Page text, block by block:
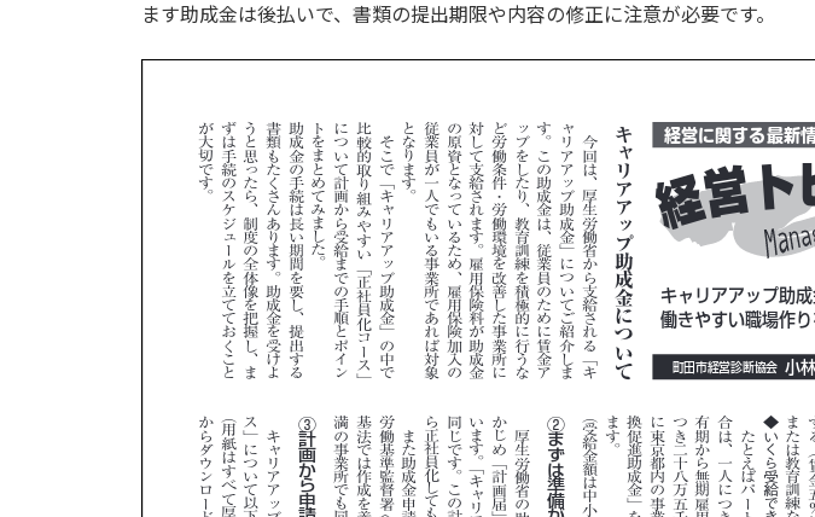
ます助成金は後払いで、書類の提出期限や内容の修正に注意が必要です。